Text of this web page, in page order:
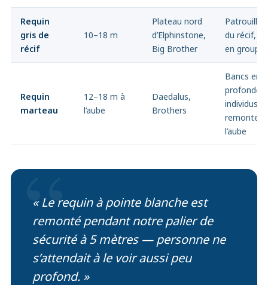
Requin
gris de
récif
10–18 m
Plateau nord
d’Elphinstone,
Big Brother
Patrouille
du récif,
en groupes
Requin
marteau
12–18 m à
l’aube
Daedalus,
Brothers
Bancs en
individus
l’aube
“
« Le requin à pointe blanche est
remonté pendant notre palier de
sécurité à 5 mètres — personne ne
s’attendait à le voir aussi peu
profond. »